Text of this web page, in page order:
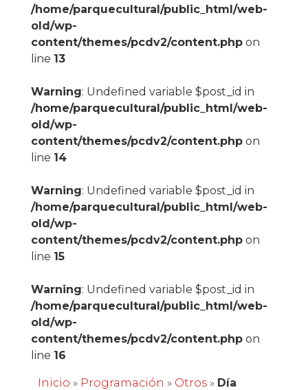
/home/parquecultural/public_html/web-
old/wp-
content/themes/pcdv2/content.phpon
line 13
Warning: Undefined variable $post_id in
/home/parquecultural/public_html/web-
old/wp-
content/themes/pcdv2/content.phpon
line 14
Warning: Undefined variable $post_id in
/home/parquecultural/public_html/web-
old/wp-
content/themes/pcdv2/content.phpon
line 15
Warning: Undefined variable $post_id in
/home/parquecultural/public_html/web-
old/wp-
content/themes/pcdv2/content.phpon
line 16
Inicio » Programación » Otros» Día